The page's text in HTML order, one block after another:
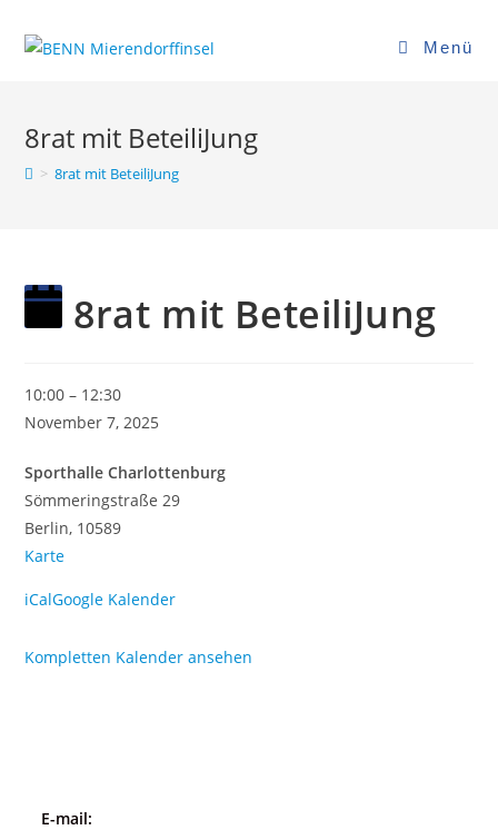
Inhalt
Menü
8rat mit BeteiliJung
> 8rat mit BeteiliJung
8rat mit BeteiliJung
8rat
mit
10:00 – 12:30
November 7, 2025
Sporthalle Charlottenburg
Sömmeringstraße 29
Berlin, 10589
KarteSporthalle
iCalGoogle Kalender
Kompletten Kalender ansehen
E-mail: